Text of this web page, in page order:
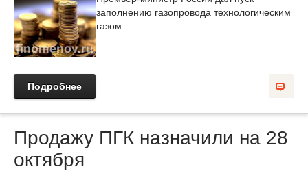
заполнению газопровода технологическим
газом
Подробнее
Продажу ПГК назначили на 28
октября